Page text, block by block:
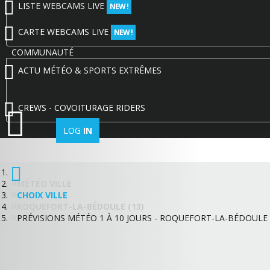
LISTE WEBCAMS LIVE NEW !
CARTE WEBCAMS LIVE NEW !
COMMUNAUTÉ
ACTU MÉTÉO & SPORTS EXTRÊMES
CREWS - COVOITURAGE RIDERS
LOG IN
MÉTÉO VILLE
CHOIX VILLE
ROQUEFORT-LA-BÉDOULE (13)
PRÉVISIONS MÉTÉO 1 À 10 JOURS - ROQUEFORT-LA-